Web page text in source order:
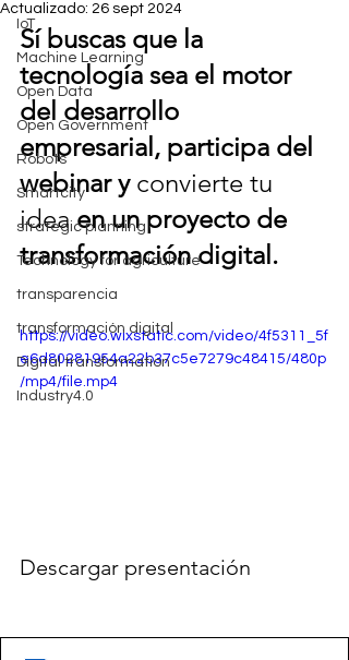
IoT
Machine Learning
Open Data
Open Government
Robots
Smartcity
strategic planning
Technology for agriculture
transparencia
transformación digital
Digital transformation
Industry4.0
Actualizado: 26 sept 2024
Sí buscas que la
tecnología sea el motor
del desarrollo
empresarial, participa del
webinar y convierte tu
idea en un proyecto de
transformación digital.
https://video.wixstatic.com/video/4f5311_5f
e6d80281954a22b37c5e7279c48415/480p
/mp4/file.mp4
Descargar presentación